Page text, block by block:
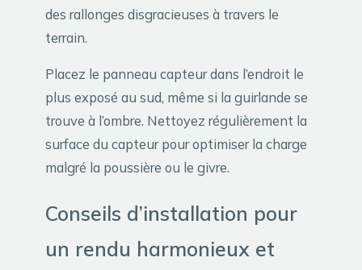
des rallonges disgracieuses à travers le
terrain.
Placez le panneau capteur dans l’endroit le
plus exposé au sud, même si la guirlande se
trouve à l’ombre. Nettoyez régulièrement la
surface du capteur pour optimiser la charge
malgré la poussière ou le givre.
Conseils d’installation pour
un rendu harmonieux et